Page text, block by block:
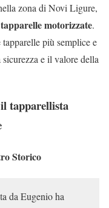
zona di Novi Ligure,
motorizzate.
più semplice e
e il valore della
tapparellista
Storico
da Eugenio ha